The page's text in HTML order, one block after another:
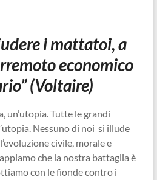
i mattatoi, a
economico
(Voltaire)
un’utopia. Tutte le grandi
Nessuno di noi si illude
civile, morale e
che la nostra battaglia è
con le fionde contro i